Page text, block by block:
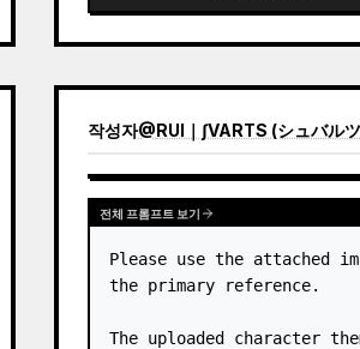
작성자@RUI｜∫VARTS (シュバル
전체 프롬프트 보기
Please use the attached
the primary reference.
The uploaded character